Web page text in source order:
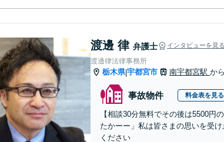
渡邊 律 弁護士 インタビューを見る
渡邊律法律事務所
栃木県|宇都宮市 南宇都宮駅 か
事故物件 料金表を見る
【相談30分無料でその後は5500円
たかーー」私は皆さまの思いを受
ください